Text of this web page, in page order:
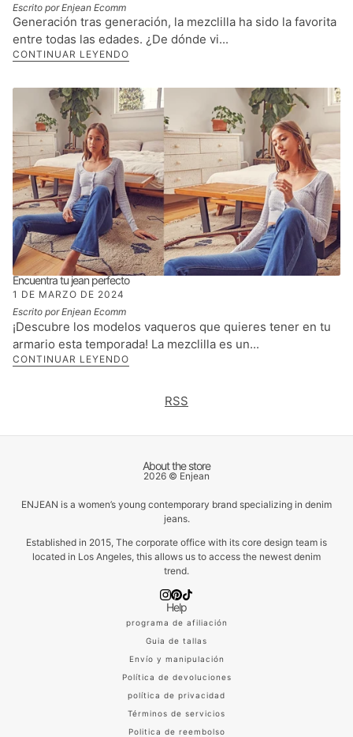
Escrito por Enjean Ecomm
Generación tras generación, la mezclilla ha sido la favorita
entre todas las edades. ¿De dónde vi...
CONTINUAR LEYENDO
Encuentra tu jean perfecto
1 DE MARZO DE 2024
Escrito por Enjean Ecomm
¡Descubre los modelos vaqueros que quieres tener en tu
armario esta temporada! La mezclilla es un...
CONTINUAR LEYENDO
RSS
About the store
2026 © Enjean
ENJEAN is a women’s young contemporary brand specializing in denim
jeans.
Established in 2015, The corporate office with its core design team is
located in Los Angeles, this allows us to access the newest denim
trend.
Help
programa de afiliación
Guia de tallas
Envío y manipulación
Política de devoluciones
política de privacidad
Términos de servicios
Politica de reembolso